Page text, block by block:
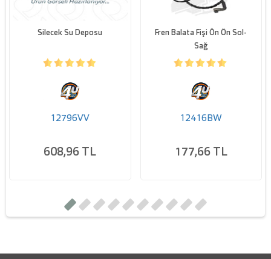
Silecek Su Deposu
12796VV
608,96 TL
Fren Balata Fişi Ön Ön Sol-
Sağ
12416BW
177,66 TL